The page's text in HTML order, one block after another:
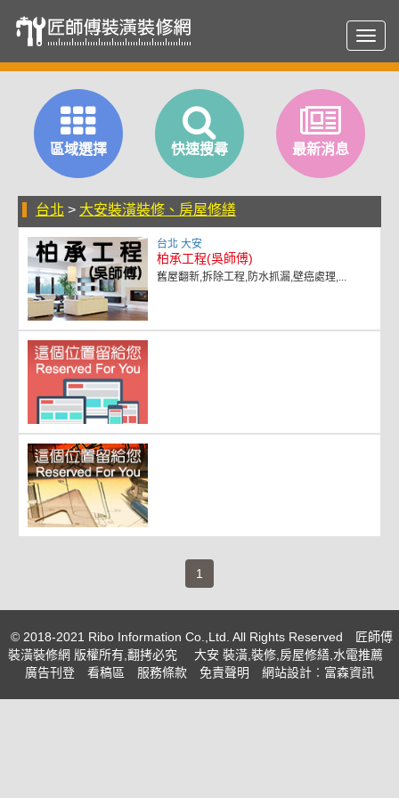
區域選擇 快速搜尋 最新消息
台北 > 大安裝潢裝修、房屋修繕
台北 大安
柏承工程(吳師傅)
舊屋翻新,拆除工程,防水抓漏,壁癌處理,...
1
© 2018-2021 Ribo Information Co.,Ltd. All Rights Reserved
匠師傅
裝潢裝修網 版權所有,翻拷必究
大安 裝潢,裝修,房屋修繕,水電推薦
廣告刊登
看稿區 服務條款 免責聲明 網站設計 ︰富森資訊